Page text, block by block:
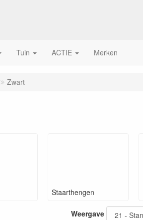
Tuin ACTIE Merken
Zwart
Staarthengen
Weergave